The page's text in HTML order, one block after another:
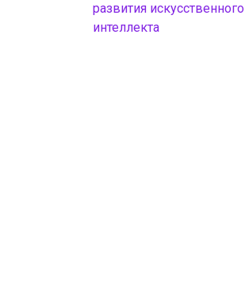
развития искусственного
интеллекта